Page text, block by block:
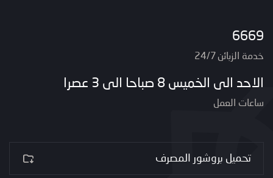
6669
خدمة الزبائن 24/7
الاحد الى الخميس 8 صباحا الى 3 عصرا
ساعات العمل
تحميل بروشور المصرف